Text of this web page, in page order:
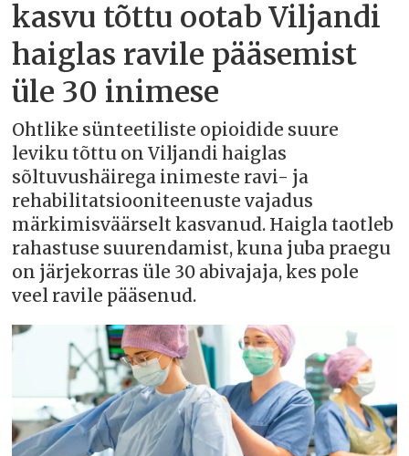
kasvu tõttu ootab Viljandi
haiglas ravile pääsemist
üle 30 inimese
Ohtlike sünteetiliste opioidide suure
leviku tõttu on Viljandi haiglas
sõltuvushäirega inimeste ravi- ja
rehabilitatsiooniteenuste vajadus
märkimisväärselt kasvanud. Haigla taotleb
rahastuse suurendamist, kuna juba praegu
on järjekorras üle 30 abivajaja, kes pole
veel ravile pääsenud.